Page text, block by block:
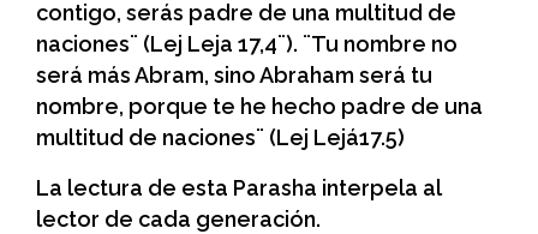
contigo, serás padre de una multitud de
naciones¨ (Lej Leja 17,4¨). ¨Tu nombre no
será más Abram, sino Abraham será tu
nombre, porque te he hecho padre de una
multitud de naciones¨ (Lej Lejá17.5)
La lectura de esta Parasha interpela al
lector de cada generación.